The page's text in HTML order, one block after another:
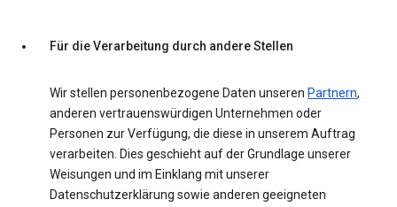
Für die Verarbeitung durch andere Stellen
Wir stellen personenbezogene Daten unseren Partnern,
anderen vertrauenswürdigen Unternehmen oder
Personen zur Verfügung, die diese in unserem Auftrag
verarbeiten. Dies geschieht auf der Grundlage unserer
Weisungen und im Einklang mit unserer
Datenschutzerklärung sowie anderen geeigneten